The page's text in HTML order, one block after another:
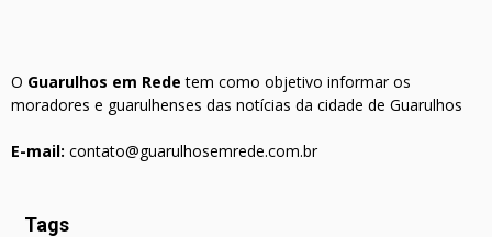
O Guarulhos em Rede tem como objetivo informar os
moradores e guarulhenses das notícias da cidade de Guarulhos
E-mail: contato@guarulhosemrede.com.br
Tags